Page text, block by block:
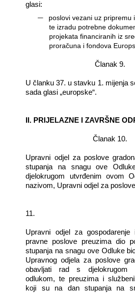
glasi:
―
poslovi vezani uz pripremu
te izradu potrebne
projekata financiranih iz
proračuna i fondova
Članak 9.
U članku 37. u stavku 1. mijenja
sada glasi „europske“.
II. PRIJELAZNE I ZAVRŠNE
Članak 10.
Upravni odjel za poslove
stupanja na snagu ove
djelokrugom utvrđenim ovom
nazivom, Upravni odjel za
11.
Upravni odjel za
pravne poslove preuzima dio
stupanja na snagu ove Odluke
Upravnog odjela za poslove
obavljati rad s djelokrugom
odlukom, te preuzima i
koji su na dan stupanja na